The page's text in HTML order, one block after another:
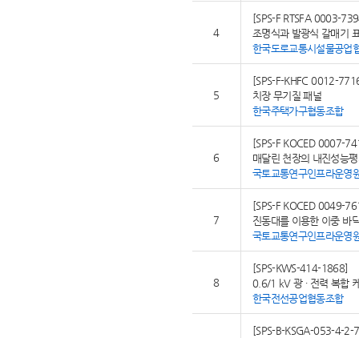
4
[SPS-F RTSFA 0003-
조명식과 발광식 갈매기
한국도로교통시설물공업
5
[SPS-F-KHFC 0012-
치장 무기질 패널
한국주택가구협동조합
6
[SPS-F KOCED 0007-
매달린 천장의 내진성능
국토교통연구인프라운영
7
[SPS-F KOCED 0049-
진동대를 이용한 이중 바
국토교통연구인프라운영
8
[SPS-KWS-414-1868]
0.6/1 kV 광 ∙ 전력 복합
한국전선공업협동조합
[SPS-B-KSGA-053-4-2-